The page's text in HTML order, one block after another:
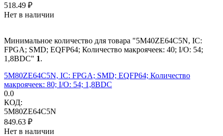
518.49 ₽
Нет в наличии
Минимальное количество для товара "5M40ZE64C5N, IC:
FPGA; SMD; EQFP64; Количество макроячеек: 40; I/O: 54;
1,8ВDC" 1.
5M80ZE64C5N, IC: FPGA; SMD; EQFP64; Количество
макроячеек: 80; I/O: 54; 1,8ВDC
0.0
КОД:
5M80ZE64C5N
849.63 ₽
Нет в наличии